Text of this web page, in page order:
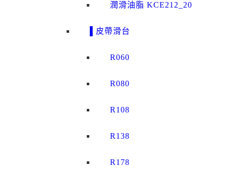
潤滑油脂 KCE212_20
▌皮帶滑台
R060
R080
R108
R138
R178